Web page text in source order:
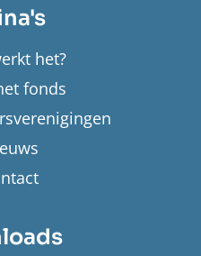
het?
fonds